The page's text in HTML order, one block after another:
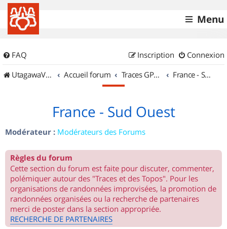
Menu
FAQ Connexion
Inscription
UtagawaVTT (Randos VTT et VTTAE avec traces GPS)
Accueil forum Traces GPS de randos VTT France - Sud Ouest
France - Sud Ouest
Modérateur : Modérateurs des Forums
Règles du forum
Cette section du forum est faite pour discuter, commenter,
polémiquer autour des "Traces et des Topos". Pour les
organisations de randonnées improvisées, la promotion de
randonnées organisées ou la recherche de partenaires
merci de poster dans la section appropriée.
RECHERCHE DE PARTENAIRES